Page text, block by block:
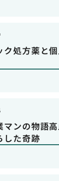
ク処方薬と
マンの物語
した奇跡